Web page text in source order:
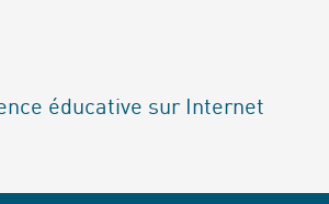
éducative sur Internet